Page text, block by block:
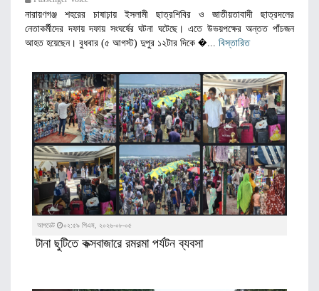
নারায়ণগঞ্জ শহরের চাষাঢ়ায় ইসলামী ছাত্রশিবির ও জাতীয়তাবাদী ছাত্রদলের
নেতাকর্মীদের দফায় দফায় সংঘর্ষের ঘটনা ঘটেছে। এতে উভয়পক্ষের অন্তত পাঁচজন
আহত হয়েছেন। বুধবার (৫ আগস্ট) দুপুর ১২টার দিকে �... বিস্তারিত
আপডেট ০২:৫৯ পিএম, ২০২৬-০৮-০৫
টানা ছুটিতে কক্সবাজারে রমরমা পর্যটন ব্যবসা